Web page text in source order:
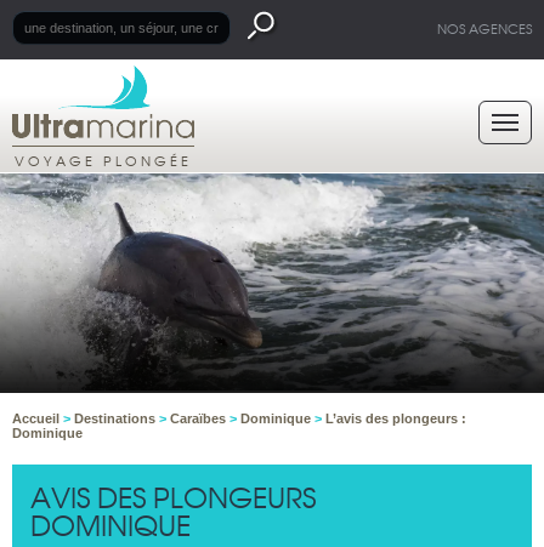
NOS AGENCES
VOYAGE PLONGÉE
Accueil > Destinations > Caraïbes > Dominique > L’avis des plongeurs :
Dominique
AVIS DES PLONGEURS
DOMINIQUE